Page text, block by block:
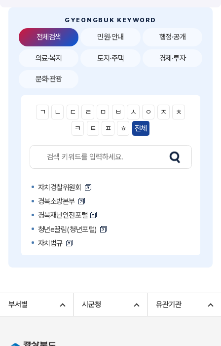
공공데이터&통계
GYEONGBUK KEYWORD
전체검색
ㄱ ㄴ ㄷ ㄹ ㅁ ㅂ ㅅ ㅇ ㅈ
ㅊ
ㅋ
ㅌ ㅍ ㅎ 전체
자치경찰위원회
경북소방본부
경북재난안전포털
청년e끌림(청년포털)
자치법규
고향사랑기부 아너스 클럽
민원상담
민원·안내 행정·공개
의료·복지 토지·주택 경제·투자
문화·관광
부서별 시군청 유관기관